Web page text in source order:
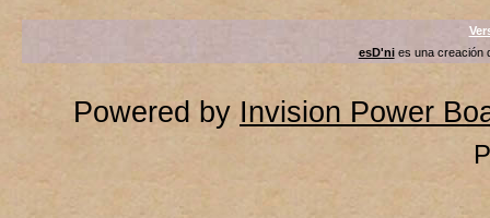
esD'nies una creación
Powered by Invision Power